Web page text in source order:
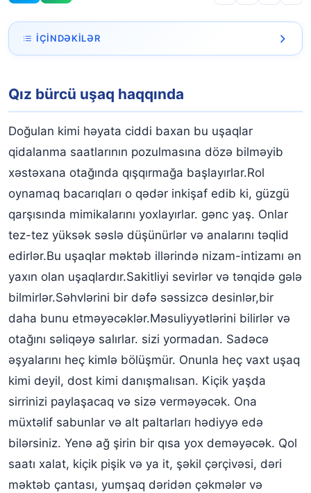
İÇINDƏKILƏR
Qız bürcü uşaq haqqında
Doğulan kimi həyata ciddi baxan bu uşaqlar
qidalanma saatlarının pozulmasına dözə bilməyib
xəstəxana otağında qışqırmağa başlayırlar.Rol
oynamaq bacarıqları o qədər inkişaf edib ki, güzgü
qarşısında mimikalarını yoxlayırlar. gənc yaş. Onlar
tez-tez yüksək səslə düşünürlər və analarını təqlid
edirlər.Bu uşaqlar məktəb illərində nizam-intizamı ən
yaxın olan uşaqlardır.Sakitliyi sevirlər və tənqidə gələ
bilmirlər.Səhvlərini bir dəfə səssizcə desinlər,bir
daha bunu etməyəcəklər.Məsuliyyətlərini bilirlər və
otağını səliqəyə salırlar. sizi yormadan. Sadəcə
əşyalarını heç kimlə bölüşmür. Onunla heç vaxt uşaq
kimi deyil, dost kimi danışmalısan. Kiçik yaşda
sirrinizi paylaşacaq və sizə verməyəcək. Ona
müxtəlif sabunlar və alt paltarları hədiyyə edə
bilərsiniz. Yenə ağ şirin bir qısa yox deməyəcək. Qol
saatı xalat, kiçik pişik və ya it, şəkil çərçivəsi, dəri
məktəb çantası, yumşaq dəridən çəkmələr və